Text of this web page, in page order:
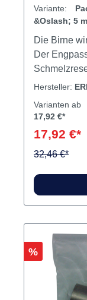
Variante:
&Oslash; 5
Die Birne
Der
Methoden
Hersteller:
Varianten ab
17,92 €*
17,92 €*
32,46 €*
Rabatt
%